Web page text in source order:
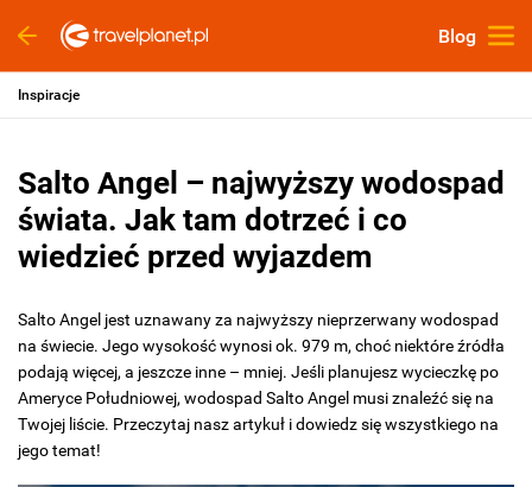
Blog
Inspiracje
Salto Angel – najwyższy wodospad
świata. Jak tam dotrzeć i co
wiedzieć przed wyjazdem
Salto Angel jest uznawany za najwyższy nieprzerwany wodospad
na świecie. Jego wysokość wynosi ok. 979 m, choć niektóre źródła
podają więcej, a jeszcze inne – mniej. Jeśli planujesz wycieczkę po
Ameryce Południowej, wodospad Salto Angel musi znaleźć się na
Twojej liście. Przeczytaj nasz artykuł i dowiedz się wszystkiego na
jego temat!